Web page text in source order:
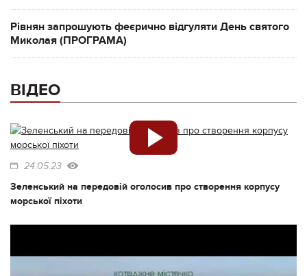
Рівнян запрошують феєрично відгуляти День святого
Миколая (ПРОГРАМА)
ВІДЕО
24.05.23
Зеленський на передовій оголосив про створення корпусу
морської піхоти